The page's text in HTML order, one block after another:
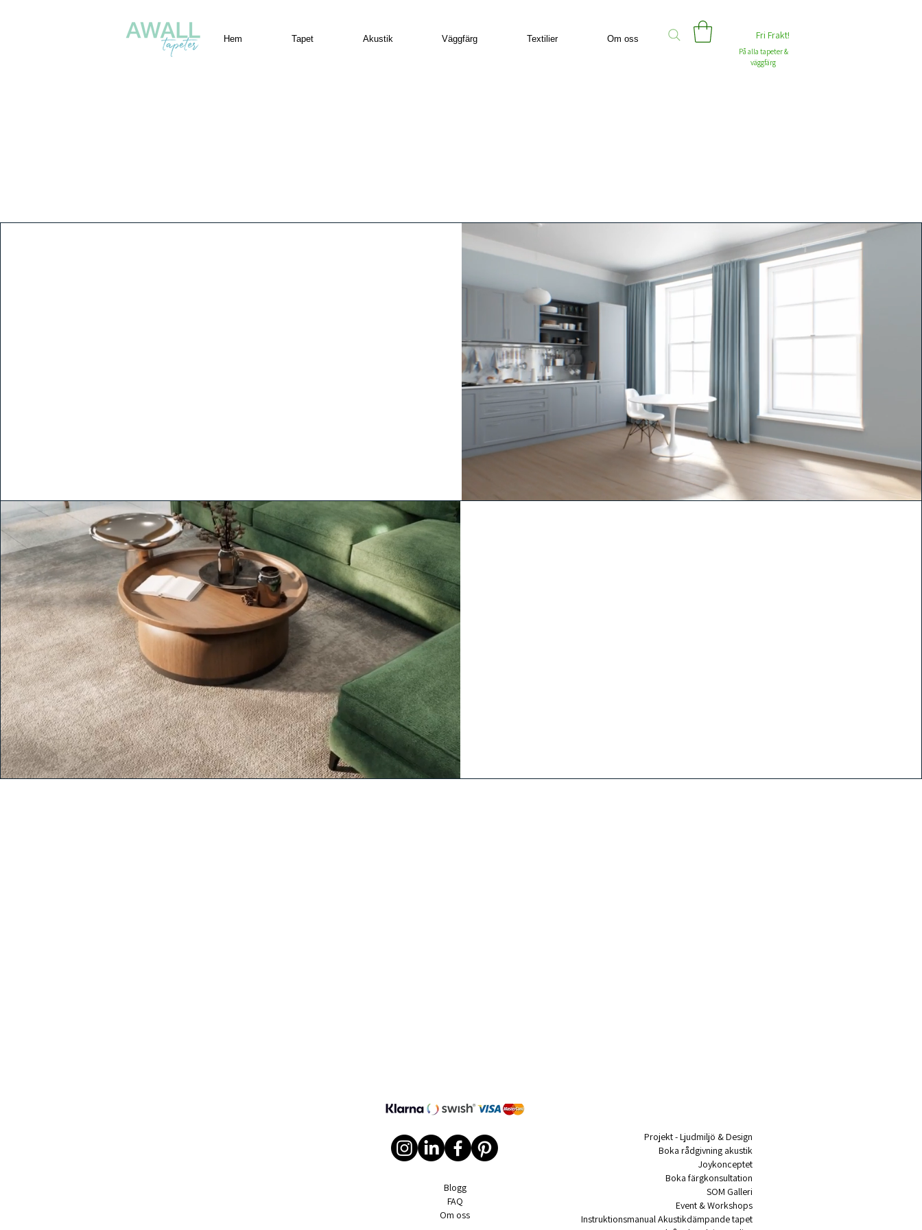
Hem Tapet Akustik Väggfärg Textilier Om oss Fri Frakt!
På alla tapeter &
väggfärg
Blogg
FAQ
Om oss
Projekt - Ljudmiljö & Design
Boka rådgivning akustik
Joykonceptet
Boka färgkonsultation
SOM Galleri
Event & Workshops
Instruktionsmanual Akustikdämpande tapet